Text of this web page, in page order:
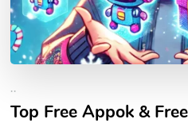
..
Top Free Appok &